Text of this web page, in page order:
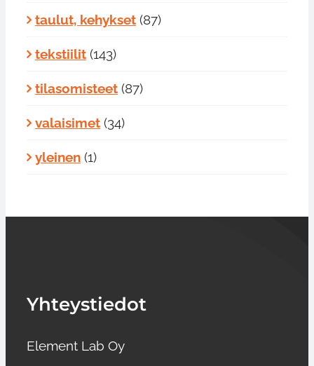
taulut, kehykset (87)
tekstiilit (143)
tilasomisteet (87)
valaisimet (34)
yleinen (1)
Yhteystiedot
Element Lab Oy